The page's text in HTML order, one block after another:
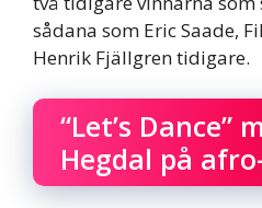
sådana som Eric Saade,
Henrik Fjällgren tidigare.
“Let’s Dance”
Hegdal på